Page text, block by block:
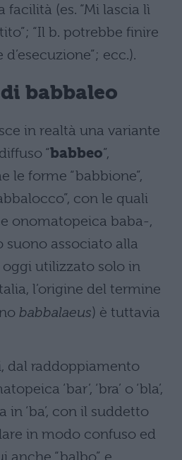
facilità (es. “Mi lascia lì
“Il b. potrebbe finire
ecc.).
babbaleo
in realtà una variante
“babbeo”,
le forme “babbione”,
con le quali
onomatopeica baba-,
suono associato alla
oggi utilizzato solo in
l’origine del termine
babbalaeus) è tuttavia
dal raddoppiamento
‘bar’, ‘bra’ o ‘bla’,
‘ba’, con il suddetto
in modo confuso ed
anche “balbo” e